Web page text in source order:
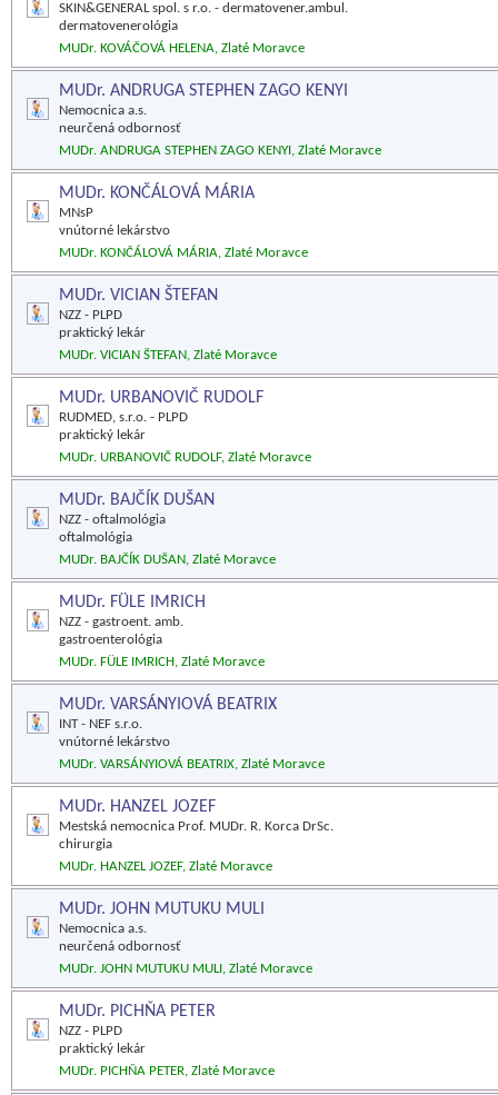
SKIN&GENERAL spol. s r.o. - dermatovener.ambul.
dermatovenerológia
MUDr. KOVÁČOVÁ HELENA, Zlaté Moravce
MUDr. ANDRUGA STEPHEN ZAGO KENYI
Nemocnica a.s.
neurčená odbornosť
MUDr. ANDRUGA STEPHEN ZAGO KENYI, Zlaté Moravce
MUDr. KONČÁLOVÁ MÁRIA
MNsP
vnútorné lekárstvo
MUDr. KONČÁLOVÁ MÁRIA, Zlaté Moravce
MUDr. VICIAN ŠTEFAN
NZZ - PLPD
praktický lekár
MUDr. VICIAN ŠTEFAN, Zlaté Moravce
MUDr. URBANOVIČ RUDOLF
RUDMED, s.r.o. - PLPD
praktický lekár
MUDr. URBANOVIČ RUDOLF, Zlaté Moravce
MUDr. BAJČÍK DUŠAN
NZZ - oftalmológia
oftalmológia
MUDr. BAJČÍK DUŠAN, Zlaté Moravce
MUDr. FÜLE IMRICH
NZZ - gastroent. amb.
gastroenterológia
MUDr. FÜLE IMRICH, Zlaté Moravce
MUDr. VARSÁNYIOVÁ BEATRIX
INT - NEF s.r.o.
vnútorné lekárstvo
MUDr. VARSÁNYIOVÁ BEATRIX, Zlaté Moravce
MUDr. HANZEL JOZEF
Mestská nemocnica Prof. MUDr. R. Korca DrSc.
chirurgia
MUDr. HANZEL JOZEF, Zlaté Moravce
MUDr. JOHN MUTUKU MULI
Nemocnica a.s.
neurčená odbornosť
MUDr. JOHN MUTUKU MULI, Zlaté Moravce
MUDr. PICHŇA PETER
NZZ - PLPD
praktický lekár
MUDr. PICHŇA PETER, Zlaté Moravce